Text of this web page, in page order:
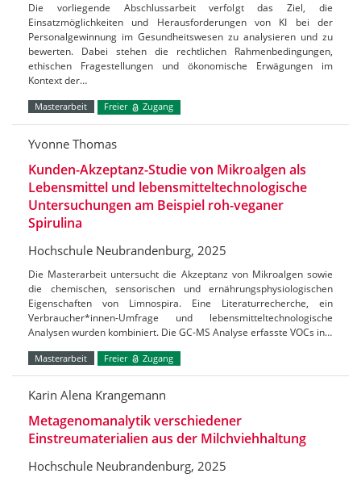
Die vorliegende Abschlussarbeit verfolgt das Ziel, die
Einsatzmöglichkeiten und Herausforderungen von KI bei der
Personalgewinnung im Gesundheitswesen zu analysieren und zu
bewerten. Dabei stehen die rechtlichen Rahmenbedingungen,
ethischen Fragestellungen und ökonomische Erwägungen im
Kontext der…
Masterarbeit Freier Zugang
Yvonne Thomas
Kunden-Akzeptanz-Studie von Mikroalgen als
Lebensmittel und lebensmitteltechnologische
Untersuchungen am Beispiel roh-veganer
Spirulina
Hochschule Neubrandenburg, 2025
Die Masterarbeit untersucht die Akzeptanz von Mikroalgen sowie
die chemischen, sensorischen und ernährungsphysiologischen
Eigenschaften von Limnospira. Eine Literaturrecherche, ein
Verbraucher*innen-Umfrage und lebensmitteltechnologische
Analysen wurden kombiniert. Die GC-MS Analyse erfasste VOCs in…
Masterarbeit Freier Zugang
Karin Alena Krangemann
Metagenomanalytik verschiedener
Einstreumaterialien aus der Milchviehhaltung
Hochschule Neubrandenburg, 2025